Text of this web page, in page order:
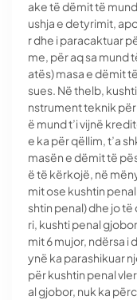
ake të dëmit të
ushja e detyrimit,
r dhe i paracaktuar
me, për aq sa mund
atës) masa e dëmit
sues. Në thelb,
nstrument teknik
ë mund t’i vijnë
e ka për qëllim, t’a
masën e dëmit të
ë të kërkojë, në
mit ose kushtin
shtin penal) dhe jo të
ri, kushti penal
mit 6 mujor, ndërsa i
ynë ka parashikuar
për kushtin penal
al gjobor, nuk ka